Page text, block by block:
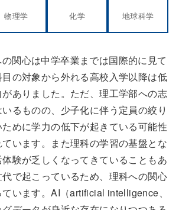
物理学 化学 地球科学
関心は中学卒業までは国際的に見て
の対象から外れる高校入学以降は低
がありました。ただ、理工学部への志
るものの、少子化に伴う定員の絞り
めに学力の低下が起きている可能性
います。また理科の学習の基盤とな
験が乏しくなってきていることもあ
で起こっているため、理科への関心
います。AI（artificial intelligence、